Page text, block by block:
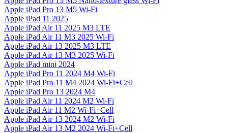
Apple iPad Pro 13 M5 Wi-Fi
Apple iPad 11 2025
Apple iPad Air 11 2025 M3 LTE
Apple iPad Air 11 M3 2025 Wi-Fi
Apple iPad Air 13 2025 M3 LTE
Apple iPad Air 13 M3 2025 Wi-Fi
Apple iPad mini 2024
Apple iPad Pro 11 2024 M4 Wi-Fi
Apple iPad Pro 11 M4 2024 Wi-Fi+Cell
Apple iPad Pro 13 2024 M4
Apple iPad Air 11 2024 M2 Wi-Fi
Apple iPad Air 11 M2 Wi-Fi+Cell
Apple iPad Air 13 2024 M2 Wi-Fi
Apple iPad Air 13 M2 2024 Wi-Fi+Cell